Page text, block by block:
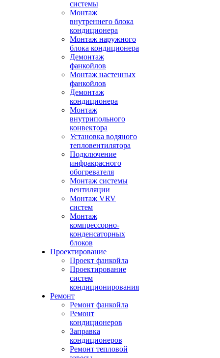
системы
Монтаж
внутреннего блока
кондиционера
Монтаж наружного
блока кондиционера
Демонтаж
фанкойлов
Монтаж настенных
фанкойлов
Демонтаж
кондиционера
Монтаж
внутрипольного
конвектора
Установка водяного
тепловентилятора
Подключение
инфракрасного
обогревателя
Монтаж системы
вентиляции
Монтаж VRV
систем
Монтаж
компрессорно-
конденсаторных
блоков
Проектирование
Проект фанкойла
Проектирование
систем
кондиционирования
Ремонт
Ремонт фанкойла
Ремонт
кондиционеров
Заправка
кондиционеров
Ремонт тепловой